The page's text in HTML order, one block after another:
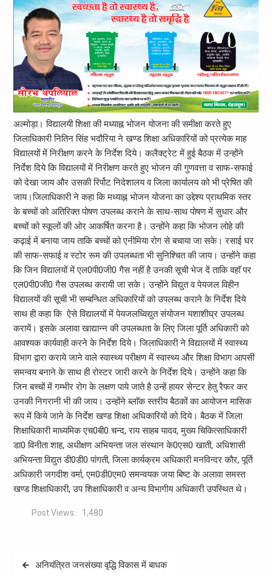
अल्मोड़ा। विद्यालयी शिक्षा की मध्याह्न भोजन योजना की समीक्षा करते हुए
जिलाधिकारी नितिन सिंह भदौरिया ने खण्ड शिक्षा अधिकारियों को प्रत्येक माह
विद्यालयों में निरीक्षण करने के निर्देश दिये। कलैक्ट्रेट में हुई बैठक में उन्होंने
निर्देश दिये कि विद्यालयों में निरीक्षण करते हुए भोजन की गुणवत्ता व साफ-सफाई
को देखा जाय और उसकी रिर्पोट निदेशालय व जिला कार्यालय को भी प्रेषित की
जाय।जिलाधिकारी ने कहा कि मध्याह्न भोजन योजना का उद्देश्य प्राथमिक स्तर
के बच्चों को अतिरिक्त पोषण उपलब्ध कराने के साथ-साथ पोषण में सुधार और
बच्चों को स्कूलों की ओर आकर्षित करना है। उन्होंने कहा कि भोजन लोहे की
कढ़ाई में बनाया जाय ताकि बच्चों को एनीमिया रोग से बचाया जा सके। रसाई घर
की साफ-सफाई व स्टोर रूम की उपलब्धता भी सुनिश्चित की जाय। उन्होंने कहा
कि जिन विद्यालयों में एल0पी0जी0 गैस नहीं है उनकी सूची भेज दें ताकि वहाॅ पर
एल0पी0जी0 गैस उपलब्ध करायी जा सके। उन्होंने विद्युत व पेयजल विहीन
विद्यालयों की सूची भी सम्बन्धित अधिकारियों को उपलब्ध कराने के निर्देश दिये
साथ ही कहा कि ऐसे विद्यालयों में पेयजलध्विद्युत संयोजन यशाशीघ्र उपलब्ध
करायें। इसके अलावा खाद्यान्न की उपलब्धता के लिए जिला पूर्ति अधिकारी को
आवश्यक कार्यवाही करने के निर्देश दिये। जिलाधिकारी ने विद्यालयों में स्वास्थ्य
विभाग द्वारा कराये जाने वाले स्वास्थ्य परीक्षण में स्वास्थ्य और शिक्षा विभाग आपसी
समन्वय बनाने के साथ ही रोस्टर जारी करने के निर्देश दिये। उन्होंने कहा कि
जिन बच्चों में गम्भीर रोग के लक्षण पाये जाते है उन्हें हायर सेन्टर हेतु रैफर कर
उनकी निगरानी भी की जाय। उन्होंने ब्लाॅक स्तरीय बैठकों का आयोजन मासिक
रूप में किये जाने के निर्देश खण्ड शिक्षा अधिकारियों को दिये। बैठक में जिला
शिक्षाधिकारी माध्यमिक एच0बी0 चन्द, राय साहब यादव, मुख्य चिकित्साधिकारी
डा0 विनीता शाह, अधीक्षण अभियन्ता जल संस्थान के0एस0 खाती, अधिशासी
अभियन्ता विद्युत डी0डी0 पांगती, जिला कार्यक्रम अधिकारी मनविन्दर कौर, पूर्ति
अधिकारी जगदीश वर्मा, एम0डी0एम0 समन्वयक जया बिष्ट के अलावा समस्त
खण्ड शिक्षाधिकारी, उप शिक्षाधिकारी व अन्य विभागीय अधिकारी उपस्थित थे।
Post Views: 1,480
Postअनियंत्रित जनसंख्या वृद्धि विकास में बाधक